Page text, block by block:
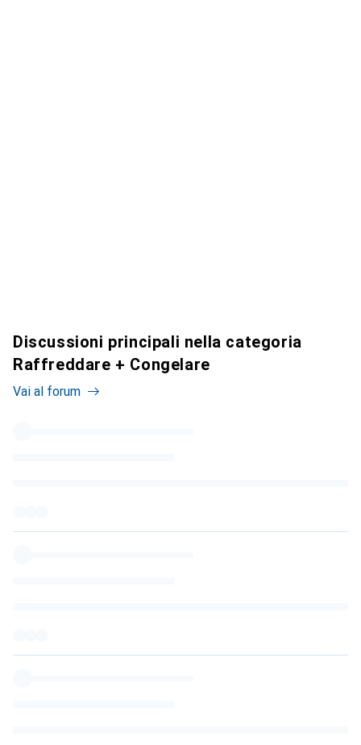
Discussioni principali nella categoria
Raffreddare + Congelare
Vai al forum